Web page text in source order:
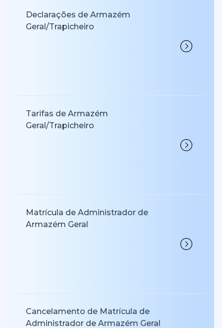
Declarações de Armazém
Geral/Trapicheiro
Tarifas de Armazém
Geral/Trapicheiro
Matrícula de Administrador de
Armazém Geral
Cancelamento de Matrícula de
Administrador de Armazém Geral